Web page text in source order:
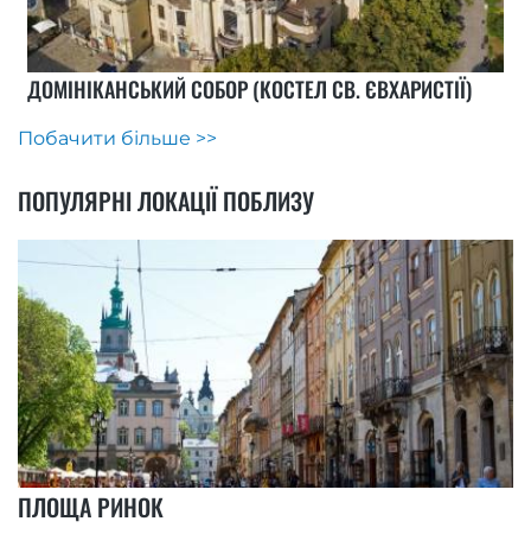
ДОМІНІКАНСЬКИЙ СОБОР (КОСТЕЛ СВ. ЄВХАРИСТІЇ)
Побачити більше >>
ПОПУЛЯРНІ ЛОКАЦІЇ ПОБЛИЗУ
ПЛОЩА РИНОК